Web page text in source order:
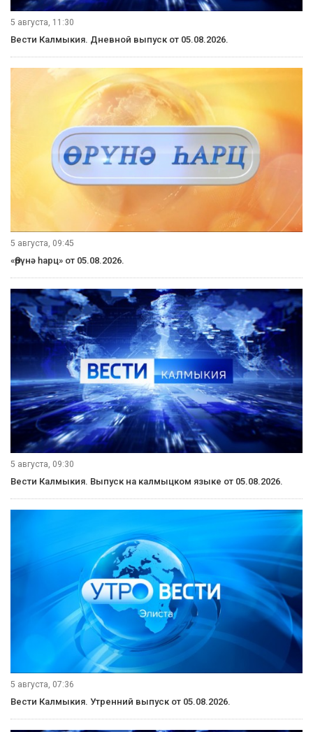
5 августа, 11:30
Вести Калмыкия. Дневной выпуск от 05.08.2026.
5 августа, 09:45
«Өрүнә һарц» от 05.08.2026.
5 августа, 09:30
Вести Калмыкия. Выпуск на калмыцком языке от 05.08.2026.
5 августа, 07:36
Вести Калмыкия. Утренний выпуск от 05.08.2026.